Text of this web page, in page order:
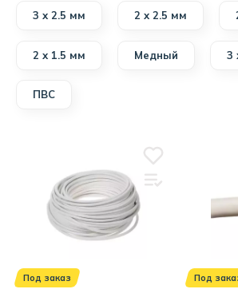
3 х 2.5 мм 2 х 2.5 мм
2 х 1.5 мм Медный 3
ПВС
Под заказ Под